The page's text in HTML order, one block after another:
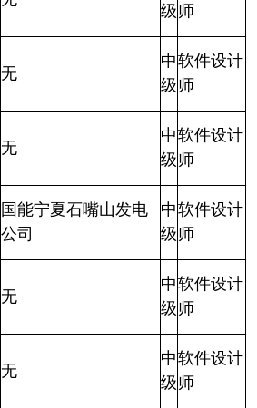
级师
无
中
级
软件设计
师
无
中
级
软件设计
师
国能宁夏石嘴山发电
公司
中
级
软件设计
师
无
中
级
软件设计
师
无
中
级
软件设计
师